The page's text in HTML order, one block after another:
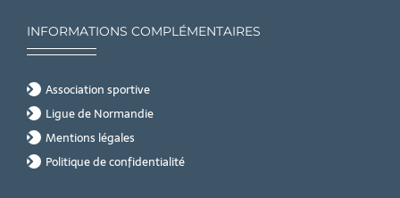
INFORMATIONS COMPLÉMENTAIRES
Association sportive
Ligue de Normandie
Mentions légales
Politique de confidentialité